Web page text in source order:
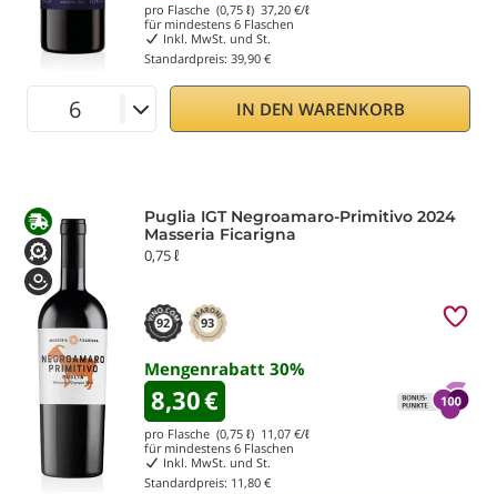
pro Flasche (0,75 ℓ) 37,20 €/ℓ
für mindestens 6 Flaschen
Inkl. MwSt. und St.
Standardpreis: 39,90 €
IN DEN WARENKORB
Puglia IGT Negroamaro-Primitivo 2024
Masseria Ficarigna
0,75 ℓ
92 93
Mengenrabatt 30%
8,30€
pro Flasche (0,75 ℓ) 11,07 €/ℓ
für mindestens 6 Flaschen
Inkl. MwSt. und St.
Standardpreis: 11,80 €